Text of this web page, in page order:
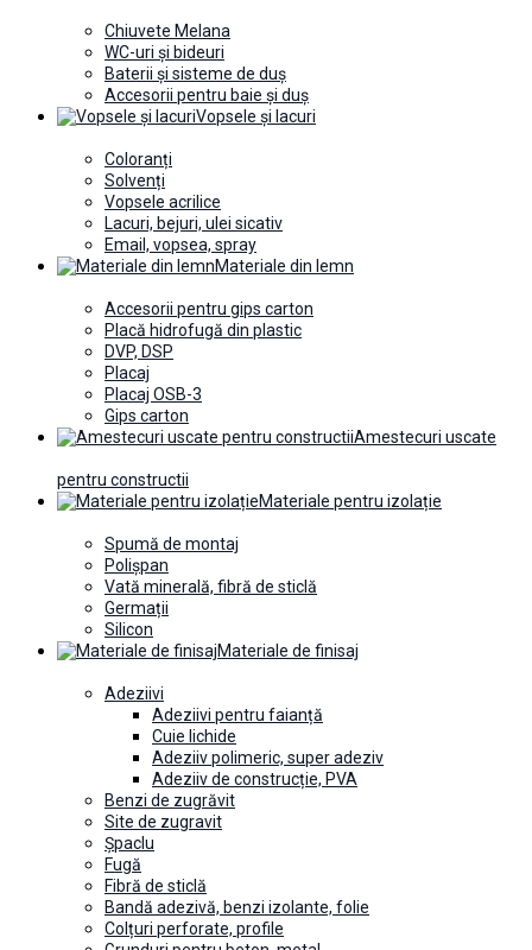
Chiuvete Melana
WC-uri și bideuri
Baterii și sisteme de duș
Accesorii pentru baie și duș
Vopsele și lacuri
Coloranți
Solvenți
Vopsele acrilice
Lacuri, bejuri, ulei sicativ
Email, vopsea, spray
Materiale din lemn
Accesorii pentru gips carton
Placă hidrofugă din plastic
DVP, DSP
Placaj
Placaj OSB-3
Gips carton
Amestecuri uscate
pentru constructii
Materiale pentru izolație
Spumă de montaj
Polișpan
Vată minerală, fibră de sticlă
Germații
Silicon
Materiale de finisaj
Adeziivi
Adeziivi pentru faianță
Cuie lichide
Adeziiv polimeric, super adeziv
Adeziiv de construcție, PVA
Benzi de zugrăvit
Site de zugravit
Șpaclu
Fugă
Fibră de sticlă
Bandă adezivă, benzi izolante, folie
Colțuri perforate, profile